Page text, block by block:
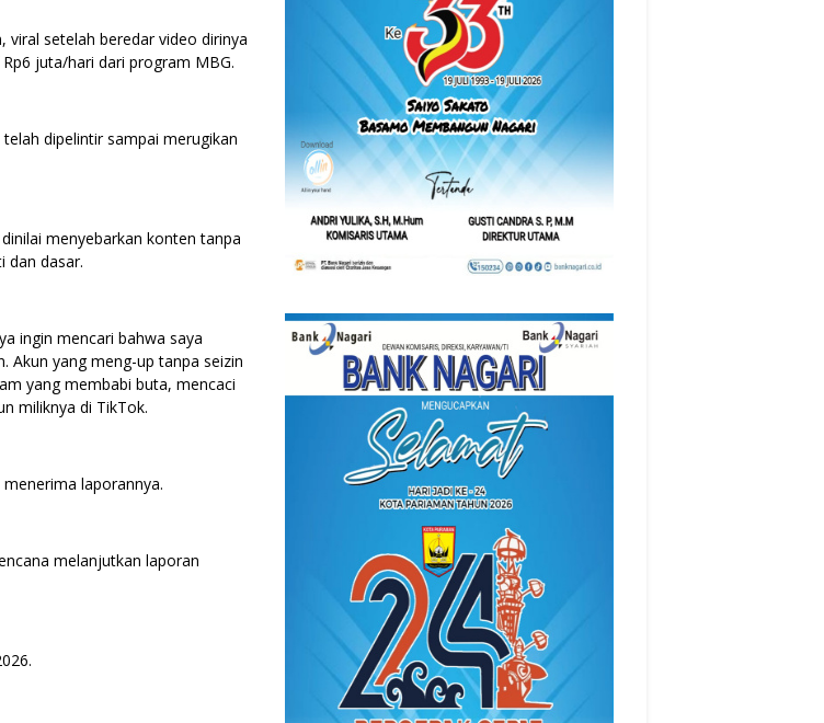
setelah beredar video dirinya
juta/hari dari program MBG.
dipelintir sampai merugikan
menyebarkan konten tanpa
dan dasar.
ingin mencari bahwa saya
Akun yang meng-up tanpa seizin
yang membabi buta, mencaci
miliknya di TikTok.
laporannya.
melanjutkan laporan